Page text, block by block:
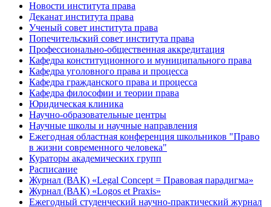
Новости института права
Деканат института права
Ученый совет института права
Попечительский совет института права
Профессионально-общественная аккредитация
Кафедра конституционного и муниципального права
Кафедра уголовного права и процесса
Кафедра гражданского права и процесса
Кафедра философии и теории права
Юридическая клиника
Научно-образовательные центры
Научные школы и научные направления
Ежегодная областная конференция школьников "Право
в жизни современного человека"
Кураторы академических групп
Расписание
Журнал (ВАК) «Legal Concept = Правовая парадигма»
Журнал (ВАК) «Logos et Praxis»
Ежегодный студенческий научно-практический журнал